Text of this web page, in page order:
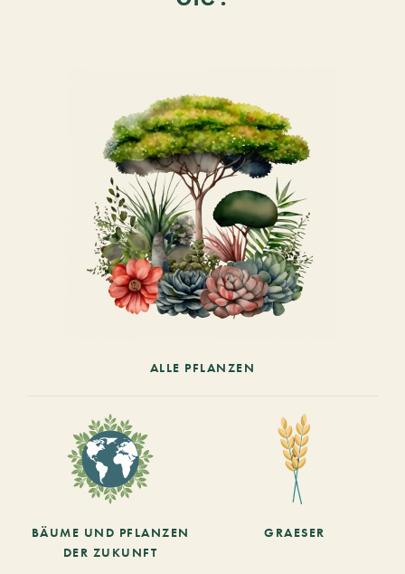
ALLE PFLANZEN
BÄUME UND PFLANZEN
DER ZUKUNFT
GRAESER